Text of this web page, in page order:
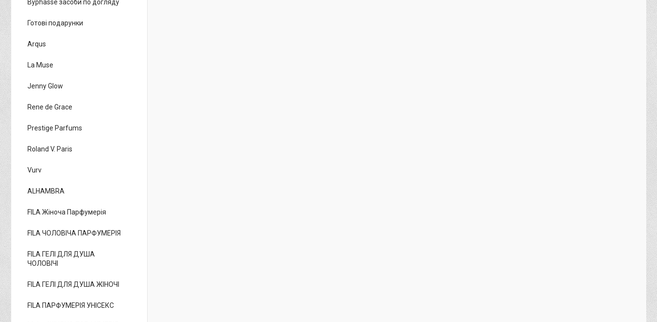
Byphasse засоби по догляду
Готові подарунки
Arqus
La Muse
Jenny Glow
Rene de Grace
Prestige Parfums
Roland V. Paris
Vurv
ALHAMBRA
FILA Жіноча Парфумерія
FILA ЧОЛОВІЧА ПАРФУМЕРІЯ
FILA ГЕЛІ ДЛЯ ДУША
ЧОЛОВІЧІ
FILA ГЕЛІ ДЛЯ ДУША ЖІНОЧІ
FILA ПАРФУМЕРІЯ УНІСЕКС